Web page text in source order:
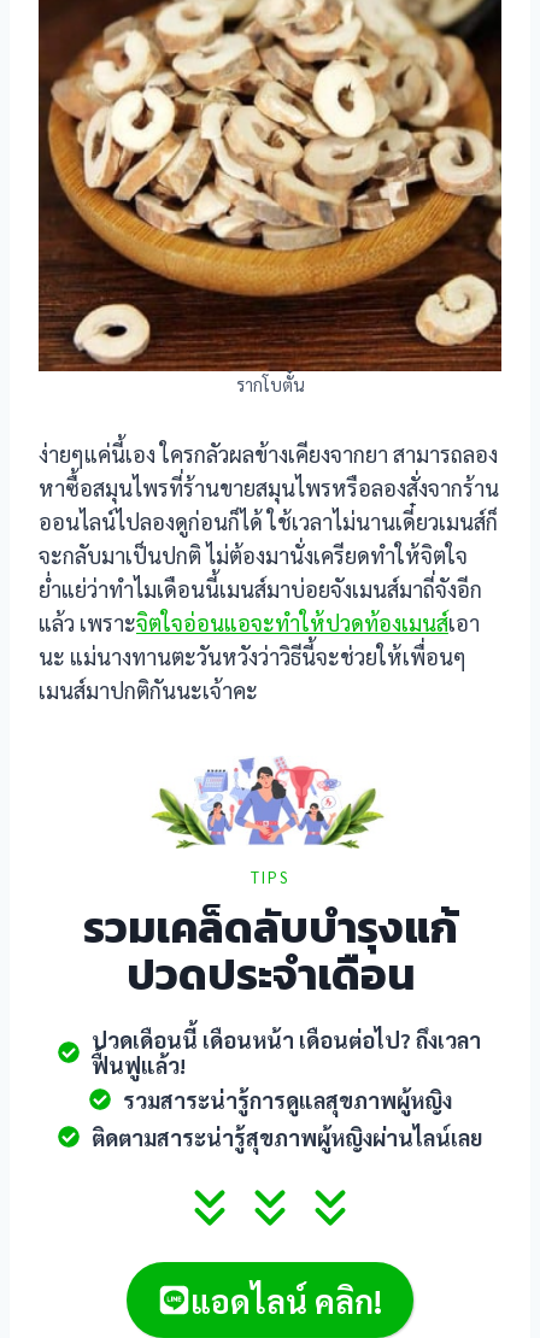
รากโบตั๋น
ง่ายๆแค่นี้เอง ใครกลัวผลข้างเคียงจากยา สามารถลอง
หาซื้อสมุนไพรที่ร้านขายสมุนไพรหรือลองสั่งจากร้าน
ออนไลน์ไปลองดูก่อนก็ได้ ใช้เวลาไม่นานเดี๋ยวเมนส์ก็
จะกลับมาเป็นปกติ ไม่ต้องมานั่งเครียดทำให้จิตใจ
ย่ำแย่ว่าทำไมเดือนนี้เมนส์มาบ่อยจังเมนส์มาถี่จังอีก
แล้ว เพราะจิตใจอ่อนแอจะทำให้ปวดท้องเมนส์เอา
นะ แม่นางทานตะวันหวังว่าวิธีนี้จะช่วยให้เพื่อนๆ
เมนส์มาปกติกันนะเจ้าคะ
TIPS
รวมเคล็ดลับบำรุงแก้
ปวดประจำเดือน
ปวดเดือนนี้ เดือนหน้า เดือนต่อไป? ถึงเวลา
ฟื้นฟูแล้ว!
รวมสาระน่ารู้การดูแลสุขภาพผู้หญิง
ติดตามสาระน่ารู้สุขภาพผู้หญิงผ่านไลน์เลย
แอดไลน์ คลิก!